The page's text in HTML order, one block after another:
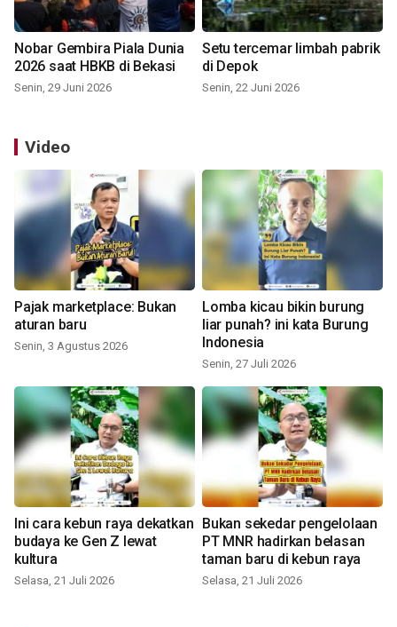
Nobar Gembira Piala Dunia
2026 saat HBKB di Bekasi
Senin, 29 Juni 2026
Setu tercemar limbah pabrik
di Depok
Senin, 22 Juni 2026
Video
Pajak marketplace: Bukan
aturan baru
Senin, 3 Agustus 2026
Lomba kicau bikin burung
liar punah? ini kata Burung
Indonesia
Senin, 27 Juli 2026
Ini cara kebun raya dekatkan
budaya ke Gen Z lewat
kultura
Selasa, 21 Juli 2026
Bukan sekedar pengelolaan
PT MNR hadirkan belasan
taman baru di kebun raya
Selasa, 21 Juli 2026